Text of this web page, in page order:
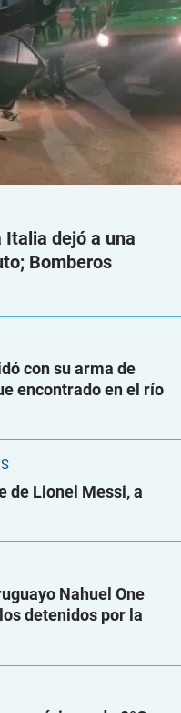
Italia dejó a una
Bomberos
con su arma de
encontrado en el río
de Lionel Messi, a
Nahuel One
detenidos por la